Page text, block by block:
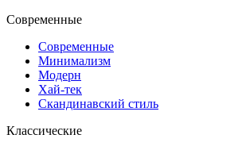
Современные
Современные
Минимализм
Модерн
Хай-тек
Скандинавский стиль
Классические